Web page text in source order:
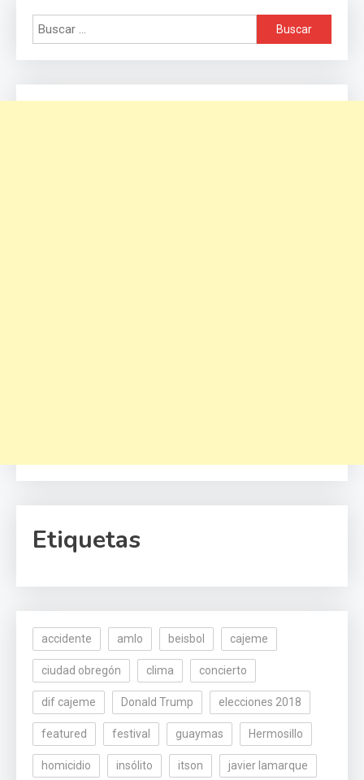
Buscar:
Etiquetas
accidente amlo beisbol cajeme
ciudad obregón clima concierto
dif cajeme Donald Trump elecciones 2018
featured festival guaymas Hermosillo
homicidio insólito itson javier lamarque